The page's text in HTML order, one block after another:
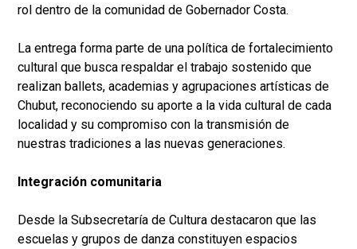
rol dentro de la comunidad de Gobernador Costa.
La entrega forma parte de una política de fortalecimiento
cultural que busca respaldar el trabajo sostenido que
realizan ballets, academias y agrupaciones artísticas de
Chubut, reconociendo su aporte a la vida cultural de cada
localidad y su compromiso con la transmisión de
nuestras tradiciones a las nuevas generaciones.
Integración comunitaria
Desde la Subsecretaría de Cultura destacaron que las
escuelas y grupos de danza constituyen espacios